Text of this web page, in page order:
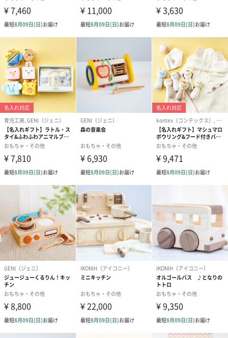
出産祝い、お誕生日に
口に入れても無害で長く遊ぶことができる当商品は、安心して出
産祝いとして贈ることができます。
そしてご自身のお子さんのお誕生日にプレゼントした際は、きっ
と大きくなってからこのおもちゃを見るとどこか懐かしい気持ち
になってくれるはずです。
商品詳細情報
材料
ブナ ニレ
ヨーロッパ安全基準クリアーオイル・塗料
全長125mm×高85mm×幅70mm
重さ
150g